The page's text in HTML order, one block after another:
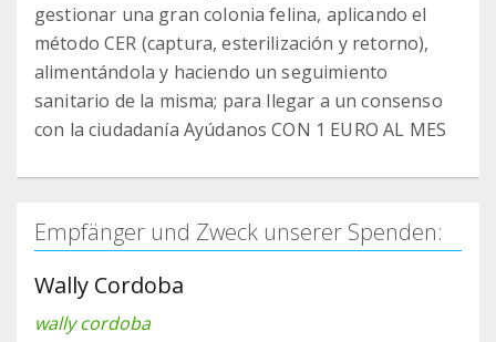
gestionar una gran colonia felina, aplicando el
método CER (captura, esterilización y retorno),
alimentándola y haciendo un seguimiento
sanitario de la misma; para llegar a un consenso
con la ciudadanía Ayúdanos CON 1 EURO AL MES
Empfänger und Zweck unserer Spenden:
Wally Cordoba
wally cordoba